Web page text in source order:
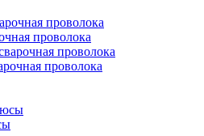
проволока
проволока